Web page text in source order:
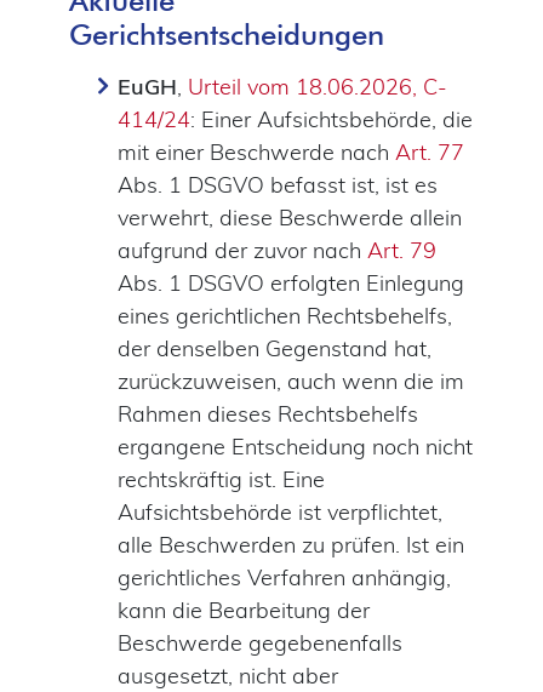
Gerichtsentscheidungen
EuGH, Urteil vom 18.06.2026, C-
414/24: Einer Aufsichtsbehörde, die
mit einer Beschwerde nach Art. 77
Abs. 1 DSGVO befasst ist, ist es
verwehrt, diese Beschwerde allein
aufgrund der zuvor nach Art. 79
Abs. 1 DSGVO erfolgten Einlegung
eines gerichtlichen Rechtsbehelfs,
der denselben Gegenstand hat,
zurückzuweisen, auch wenn die im
Rahmen dieses Rechtsbehelfs
ergangene Entscheidung noch nicht
rechtskräftig ist. Eine
Aufsichtsbehörde ist verpflichtet,
alle Beschwerden zu prüfen. Ist ein
gerichtliches Verfahren anhängig,
kann die Bearbeitung der
Beschwerde gegebenenfalls
ausgesetzt, nicht aber